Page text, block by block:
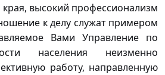
края, высокий профессионализм
к делу служат примером
Вами Управление по
населения неизменно
работу, направленную